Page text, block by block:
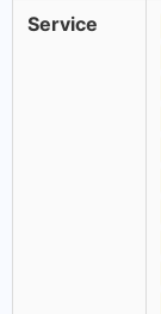
Service